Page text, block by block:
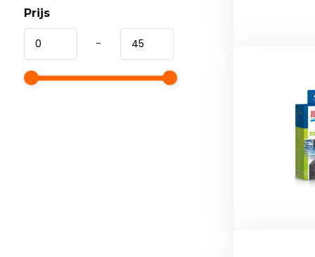
Prijs
-